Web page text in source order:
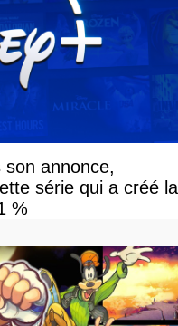
annonce,
série qui a créé la
%